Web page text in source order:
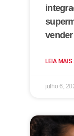
LEIA MAIS
julho 6,